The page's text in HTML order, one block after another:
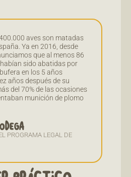
aves son matadas
Ya en 2016, desde
que al menos 86
sido abatidas por
en los 5 años
años después de su
del 70% de las ocasiones
munición de plomo
PROGRAMA LEGAL DE